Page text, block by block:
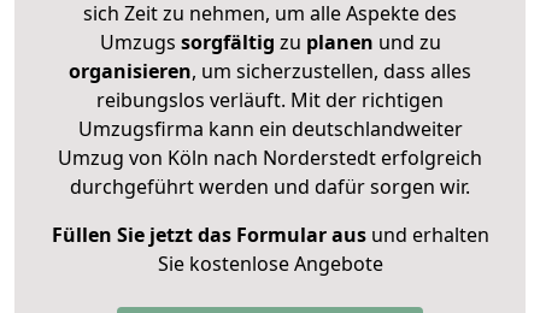
sich Zeit zu nehmen, um alle Aspekte des
Umzugs sorgfältig zu planen und zu
organisieren, um sicherzustellen, dass alles
reibungslos verläuft. Mit der richtigen
Umzugsfirma kann ein deutschlandweiter
Umzug von Köln nach Norderstedt erfolgreich
durchgeführt werden und dafür sorgen wir.
Füllen Sie jetzt das Formular ausund erhalten
Sie kostenlose Angebote